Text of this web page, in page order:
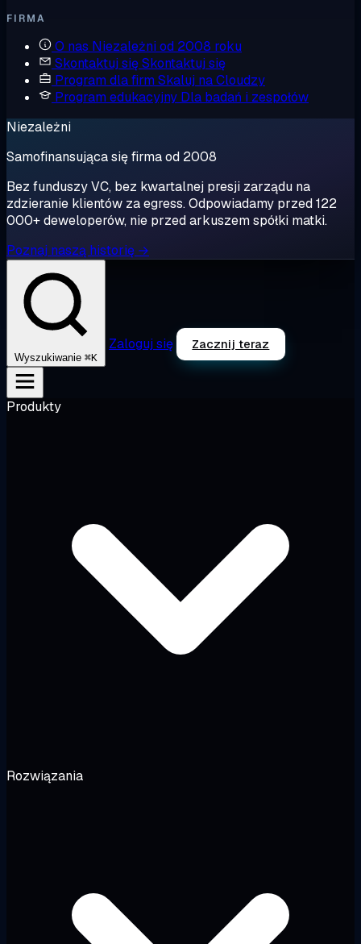
FIRMA
O nas Niezależni od 2008 roku
Skontaktuj sięSkontaktuj się
Program dla firm Skaluj na Cloudzy
Program edukacyjny Dla badań i zespołów
Niezależni
Samofinansująca się firma od 2008
Bez funduszy VC, bez kwartalnej presji zarządu na
zdzieranie klientów za egress. Odpowiadamy przed 122
000+ deweloperów, nie przed arkuszem spółki matki.
Poznaj naszą historię →
Wyszukiwanie ⌘K
Zaloguj się Zacznij teraz
Produkty
Rozwiązania